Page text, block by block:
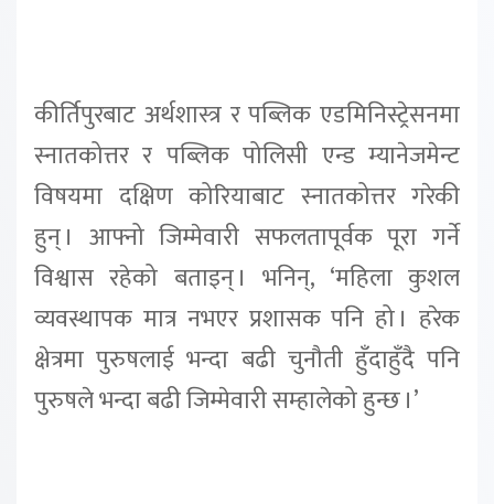
कीर्तिपुरबाट अर्थशास्त्र र पब्लिक एडमिनिस्ट्रेसनमा
स्नातकोत्तर र पब्लिक पोलिसी एन्ड म्यानेजमेन्ट
विषयमा दक्षिण कोरियाबाट स्नातकोत्तर गरेकी
हुन् । आफ्नो जिम्मेवारी सफलतापूर्वक पूरा गर्ने
विश्वास रहेको बताइन् । भनिन्, ‘महिला कुशल
व्यवस्थापक मात्र नभएर प्रशासक पनि हो । हरेक
क्षेत्रमा पुरुषलाई भन्दा बढी चुनौती हुँदाहुँदै पनि
पुरुषले भन्दा बढी जिम्मेवारी सम्हालेको हुन्छ ।’